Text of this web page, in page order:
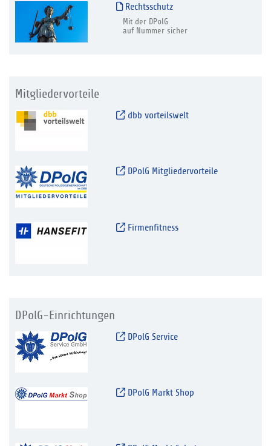
Rechtsschutz
Mit der DPolG
auf Nummer sicher
Mitgliedervorteile
dbb vorteilswelt
DPolG Mitgliedervorteile
Firmenfitness
DPolG-Einrichtungen
DPolG Service
DPolG Markt Shop